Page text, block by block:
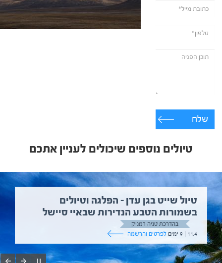
שלח
טיולים נוספים שיכולים לעניין אתכם
טיול שייט בגן עדן – הפלגה וטיולים
בשמורות הטבע הנדירות שבאיי סיישל
בהדרכת טניה רמניק
11.4 | 9 ימים
לפרטים והרשמה